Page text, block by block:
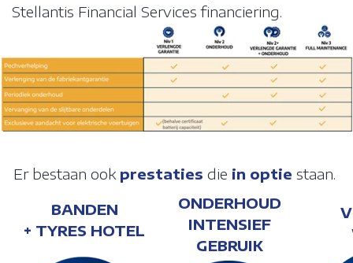
Matomo Tag Manager
Facebook
FR
KLANTENZONE
FAQ
Stellantis Financial Services financiering.
Er bestaan ook prestaties die in optie staan.
BANDEN
+ TYRES HOTEL
ONDERHOUD
INTENSIEF
GEBRUIK